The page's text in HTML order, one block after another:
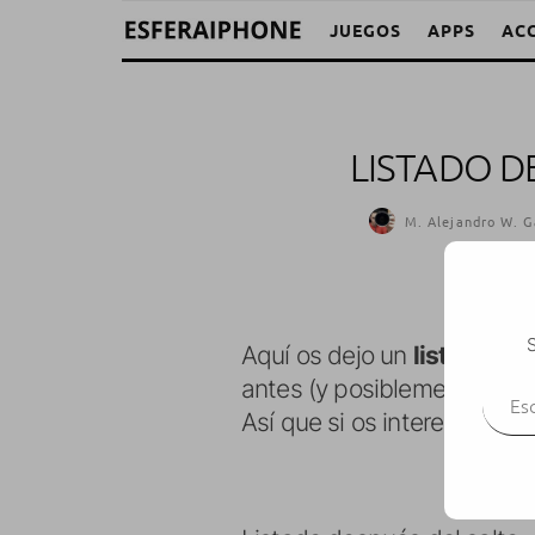
JUEGOS APPS
LISTADO
M. Alejandro W.
Aquí os dejo un listado de
antes (y posiblemente lo
Así que si os interesa